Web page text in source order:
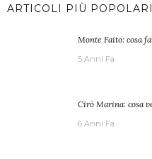
ARTICOLI PIÙ POPOLARI
Monte Faito: cosa
5 Anni Fa
Cirò Marina: cosa
6 Anni Fa